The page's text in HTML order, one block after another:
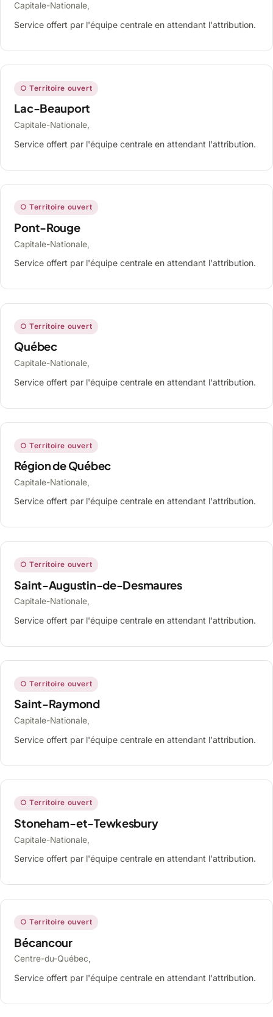
Capitale-Nationale,
Service offert par l'équipe centrale en attendant l'attribution.
○ Territoire ouvert
Lac-Beauport
Capitale-Nationale,
Service offert par l'équipe centrale en attendant l'attribution.
○ Territoire ouvert
Pont-Rouge
Capitale-Nationale,
Service offert par l'équipe centrale en attendant l'attribution.
○ Territoire ouvert
Québec
Capitale-Nationale,
Service offert par l'équipe centrale en attendant l'attribution.
○ Territoire ouvert
Région de Québec
Capitale-Nationale,
Service offert par l'équipe centrale en attendant l'attribution.
○ Territoire ouvert
Saint-Augustin-de-Desmaures
Capitale-Nationale,
Service offert par l'équipe centrale en attendant l'attribution.
○ Territoire ouvert
Saint-Raymond
Capitale-Nationale,
Service offert par l'équipe centrale en attendant l'attribution.
○ Territoire ouvert
Stoneham-et-Tewkesbury
Capitale-Nationale,
Service offert par l'équipe centrale en attendant l'attribution.
○ Territoire ouvert
Bécancour
Centre-du-Québec,
Service offert par l'équipe centrale en attendant l'attribution.